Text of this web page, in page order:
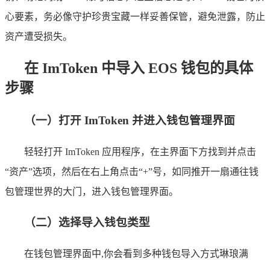
心要素，务必像守护珍贵宝藏一样妥善保管，避免泄露，防止
资产遭受损失。
在 ImToken 中导入 EOS 钱包的具体
步骤
（一）打开 ImToken 并进入钱包管理界面
轻轻打开 ImToken 应用程序，在主界面下方找到并点击
“资产”选项，然后在右上角点击“+”号，如同推开一扇通往钱
包管理世界的大门，进入钱包管理界面。
（二）选择导入钱包类型
在钱包管理界面中,你会看到多种钱包导入方式琳琅满